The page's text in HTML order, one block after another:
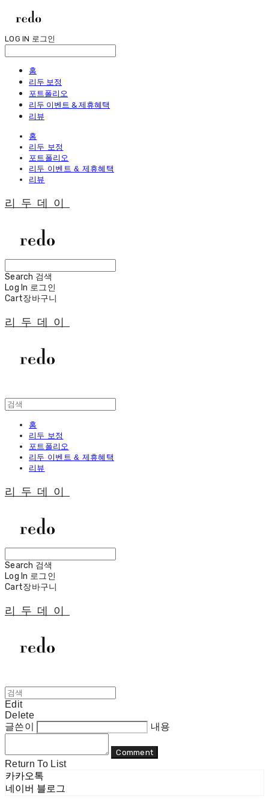
LOG IN 로그인
홈
리두 보정
포트폴리오
리두 이벤트 & 제휴혜택
리뷰
홈
리두 보정
포트폴리오
리두 이벤트 & 제휴혜택
리뷰
리두데이
Search 검색
Log In 로그인
Cart장바구니
리두데이
홈
리두 보정
포트폴리오
리두 이벤트 & 제휴혜택
리뷰
리두데이
Search 검색
Log In 로그인
Cart장바구니
리두데이
Edit
Delete
글쓴이
내용
Comment
Return To List
카카오톡
네이버 블로그